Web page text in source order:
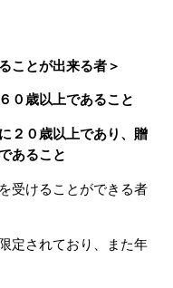
ことが出来る者＞
０歳以上であること
２０歳以上であり、贈
あること
受けることができる者
定されており、また年